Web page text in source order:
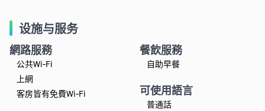
设施与服务
網路服務
公共Wi-Fi
上網
客房皆有免費Wi-Fi
餐飲服務
自助早餐
可使用語言
普通話